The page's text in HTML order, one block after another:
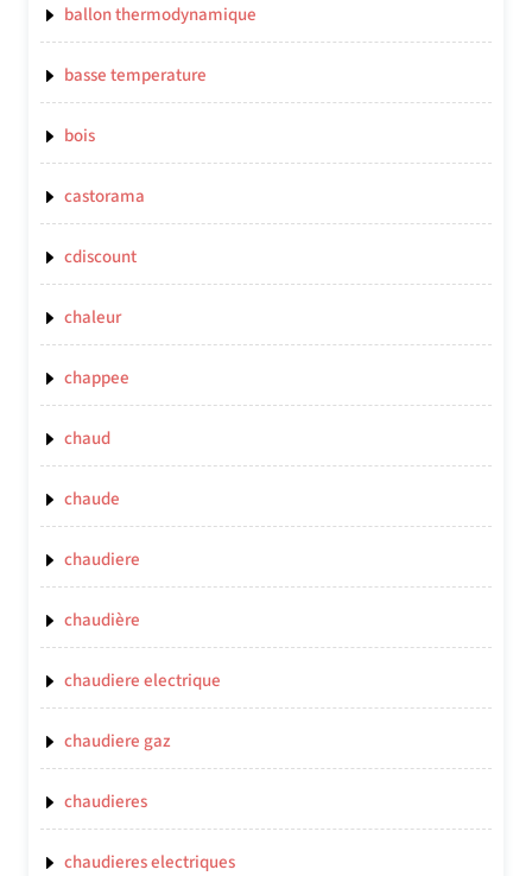
ballon thermodynamique
basse temperature
bois
castorama
cdiscount
chaleur
chappee
chaud
chaude
chaudiere
chaudière
chaudiere electrique
chaudiere gaz
chaudieres
chaudieres electriques